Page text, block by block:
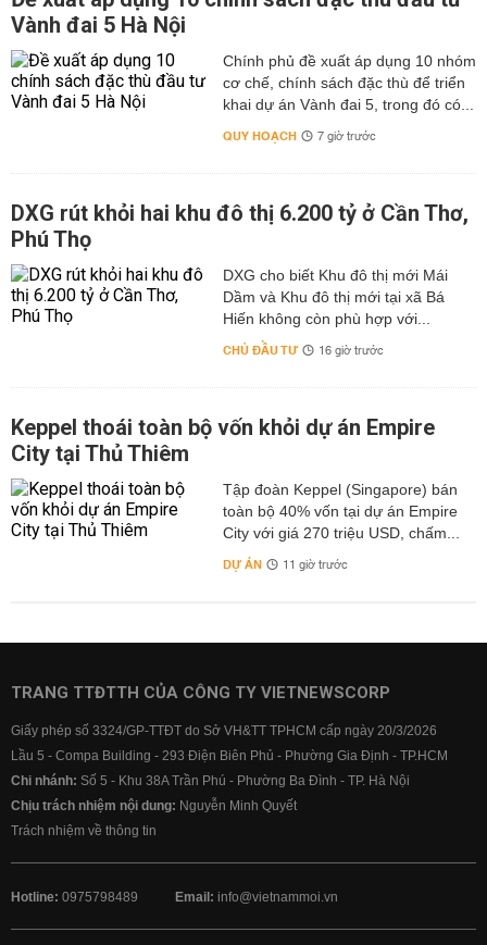
Vành đai 5 Hà Nội
Chính phủ đề xuất áp dụng 10 nhóm
cơ chế, chính sách đặc thù để triển
khai dự án Vành đai 5, trong đó có...
QUY HOẠCH 7 giờ trước
DXG rút khỏi hai khu đô thị 6.200 tỷ ở Cần Thơ,
Phú Thọ
DXG cho biết Khu đô thị mới Mái
Dầm và Khu đô thị mới tại xã Bá
Hiến không còn phù hợp với...
CHỦ ĐẦU TƯ 16 giờ trước
Keppel thoái toàn bộ vốn khỏi dự án Empire
City tại Thủ Thiêm
Tập đoàn Keppel (Singapore) bán
toàn bộ 40% vốn tại dự án Empire
City với giá 270 triệu USD, chấm...
DỰ ÁN 11 giờ trước
TRANG TTĐTTH CỦA CÔNG TY VIETNEWSCORP
Giấy phép số 3324/GP-TTĐT do Sở VH&TT TPHCM cấp ngày 20/3/2026
Lầu 5 - Compa Building - 293 Điện Biên Phủ - Phường Gia Định - TP.HCM
Chi nhánh: Số 5 - Khu 38A Trần Phú - Phường Ba Đình - TP. Hà Nội
Chịu trách nhiệm nội dung: Nguyễn Minh Quyết
Trách nhiệm về thông tin
Hotline: 0975798489 Email: info@vietnammoi.vn